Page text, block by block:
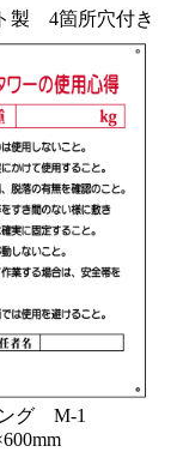
製 4箇所穴付き
グ M-1